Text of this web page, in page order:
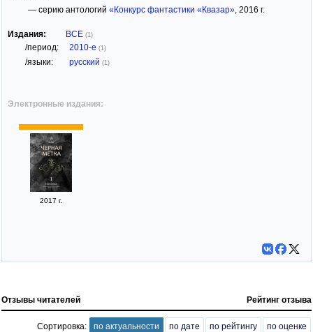
— серию антологий «Конкурс фантастики «Квазар», 2016 г.
Издания: ВСЕ (1)
/период: 2010-е (1)
/языки: русский (1)
Электронные издания:
2017 г.
Отзывы читателей Рейтинг отзыва
Сортировка: по актуальности по дате по рейтингу по оценке